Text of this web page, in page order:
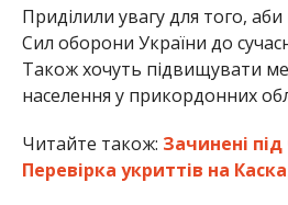
Приділили увагу для того, аби
Сил оборони України до
Також хочуть підвищувати
населення у прикордонних
Читайте також: Зачинені
Перевірка укриттів на